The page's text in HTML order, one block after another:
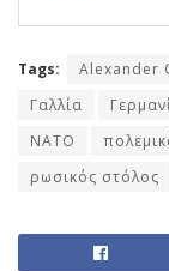
Tags: Alexander
Γαλλία
ΝΑΤΟ
ρωσικός στόλος